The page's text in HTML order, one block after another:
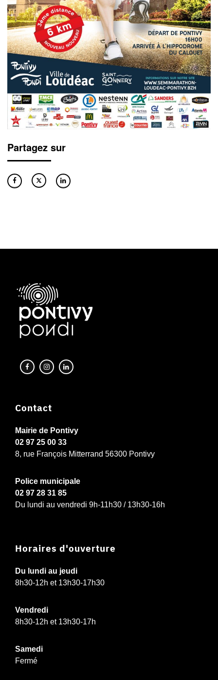
Partagez sur
Contact
Mairie de Pontivy
02 97 25 00 33
8, rue François Mitterrand 56300 Pontivy
Police municipale
02 97 28 31 85
Du lundi au vendredi 9h-11h30 / 13h30-16h
Horaires d'ouverture
Du lundi au jeudi
8h30-12h et 13h30-17h30
Vendredi
8h30-12h et 13h30-17h
Samedi
Fermé